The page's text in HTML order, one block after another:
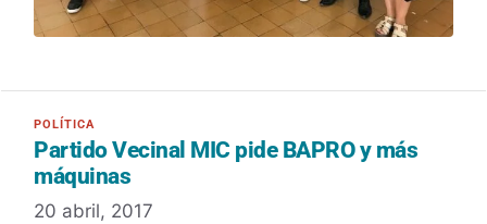
Partido Vecinal MIC pide BAPRO y más
máquinas
20 abril, 2017